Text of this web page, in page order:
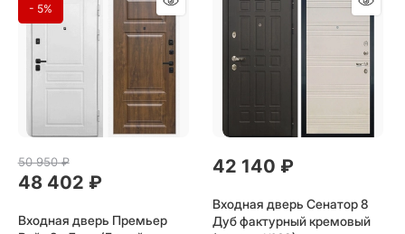
- 5%
50 950 ₽
48 402 ₽
Входная дверь Премьер
42 140 ₽
Входная дверь Сенатор 8
Дуб фактурный кремовый